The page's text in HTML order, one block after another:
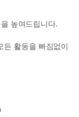
높여드립니다.
활동을 빠짐없이